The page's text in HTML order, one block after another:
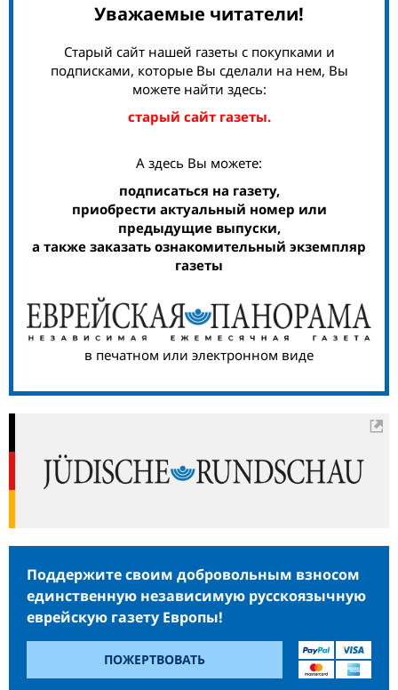
Уважаемые читатели!
Старый сайт нашей газеты с покупками и
подписками, которые Вы сделали на нем, Вы
можете найти здесь:
старый сайт газеты.
А здесь Вы можете:
подписаться на газету,
приобрести актуальный номер или
предыдущие выпуски,
а также заказать ознакомительный экземпляр
газеты
в печатном или электронном виде
Поддержите своим добровольным взносом
единственную независимую русскоязычную
еврейскую газету Европы!
ПОЖЕРТВОВАТЬ